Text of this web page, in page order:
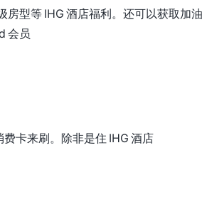
房型等 IHG 酒店福利。还可以获取加油
会员
卡来刷。除非是住 IHG 酒店